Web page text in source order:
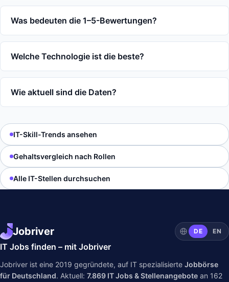
Was bedeuten die 1–5-Bewertungen?
Welche Technologie ist die beste?
Wie aktuell sind die Daten?
IT-Skill-Trends ansehen
Gehaltsvergleich nach Rollen
Alle IT-Stellen durchsuchen
Jobriver DE EN
IT Jobs finden – mit Jobriver
Jobriver ist eine 2019 gegründete, auf IT spezialisierte Jobbörse
für Deutschland. Aktuell: 7.869 IT Jobs & Stellenangebote an 162